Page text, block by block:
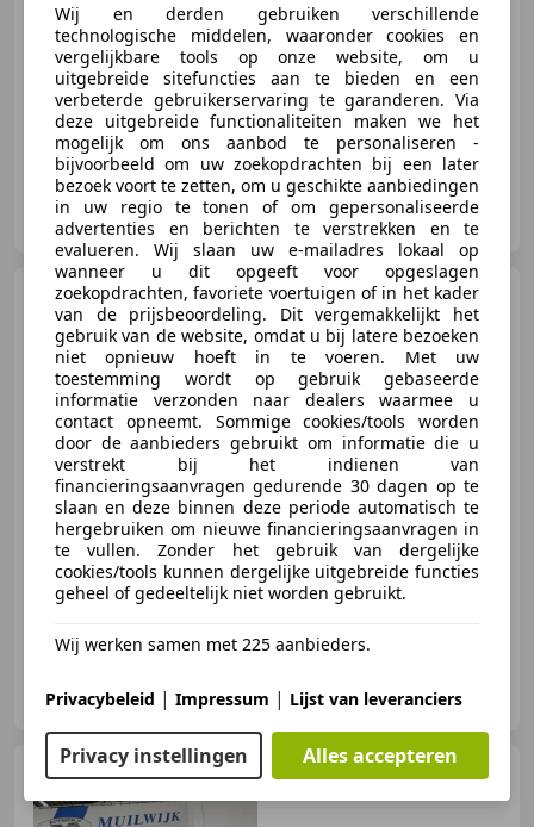
05/2022 90.469 km Benzine
110 kW (150 PK)
Muilwijk Auto B.V.
NL-2974 LB BRANDWIJK
Citroen C1 C1 1.0 VTi Feel /
Airco / 5 drs / NL Auto
€ 8.950 1
01/2021 74.702 km Benzine
53 kW (72 PK)
NL-2974 LB BRANDWIJK
SEAT Ibiza1.0 TSI FR
Wij en derden gebruiken verschillende
technologische middelen, waaronder cookies en
vergelijkbare tools op onze website, om u
uitgebreide sitefuncties aan te bieden en een
verbeterde gebruikerservaring te garanderen. Via
deze uitgebreide functionaliteiten maken we het
mogelijk om ons aanbod te personaliseren -
bijvoorbeeld om uw zoekopdrachten bij een later
bezoek voort te zetten, om u geschikte aanbiedingen
in uw regio te tonen of om gepersonaliseerde
advertenties en berichten te verstrekken en te
evalueren. Wij slaan uw e-mailadres lokaal op
wanneer u dit opgeeft voor opgeslagen
zoekopdrachten, favoriete voertuigen of in het kader
van de prijsbeoordeling. Dit vergemakkelijkt het
gebruik van de website, omdat u bij latere bezoeken
niet opnieuw hoeft in te voeren. Met uw
toestemming wordt op gebruik gebaseerde
informatie verzonden naar dealers waarmee u
contact opneemt. Sommige cookies/tools worden
door de aanbieders gebruikt om informatie die u
verstrekt bij het indienen van
financieringsaanvragen gedurende 30 dagen op te
slaan en deze binnen deze periode automatisch te
hergebruiken om nieuwe financieringsaanvragen in
te vullen. Zonder het gebruik van dergelijke
cookies/tools kunnen dergelijke uitgebreide functies
geheel of gedeeltelijk niet worden gebruikt.
Wij werken samen met 225 aanbieders.
Privacybeleid | Impressum | Lijst van leveranciers
Privacy instellingen Alles accepteren